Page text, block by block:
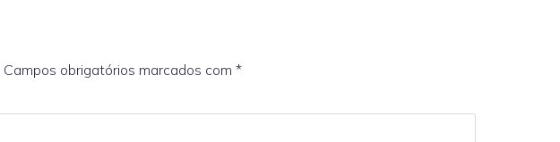
Campos obrigatórios marcados com *